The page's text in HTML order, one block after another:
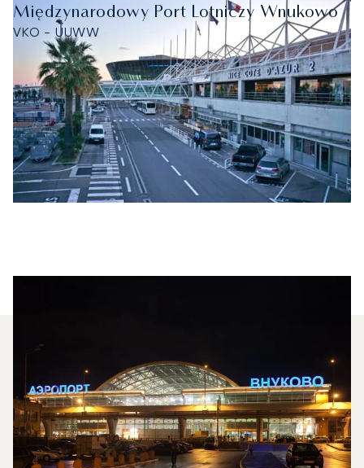
Międzynarodowy Port Lotniczy Wnukowo
VKO - UUWW
Jakie Typy Odrzutowców
Mogę Wyczarterować, Aby
Polecieć Między Niceą A
Moskwą?